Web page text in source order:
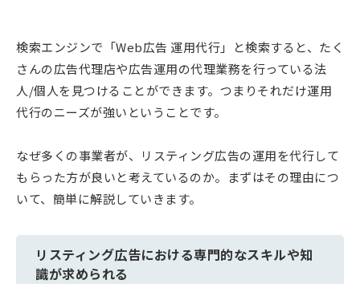
検索エンジンで「Web広告 運用代行」と検索すると、たく
さんの広告代理店や広告運用の代理業務を行っている法
人/個人を見つけることができます。つまりそれだけ運用
代行のニーズが強いということです。
なぜ多くの事業者が、リスティング広告の運用を代行して
もらった方が良いと考えているのか。まずはその理由につ
いて、簡単に解説していきます。
リスティング広告における専門的なスキルや知
識が求められる